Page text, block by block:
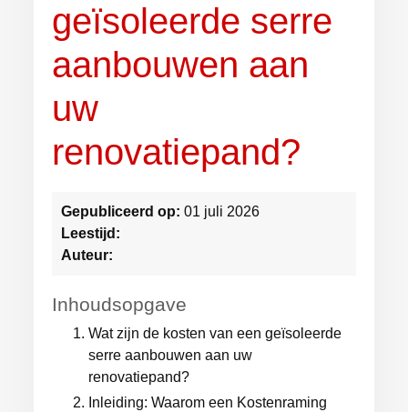
geïsoleerde serre
aanbouwen aan
uw
renovatiepand?
Gepubliceerd op: 01 juli 2026
Leestijd:
Auteur:
Inhoudsopgave
Wat zijn de kosten van een geïsoleerde
serre aanbouwen aan uw
renovatiepand?
Inleiding: Waarom een Kostenraming